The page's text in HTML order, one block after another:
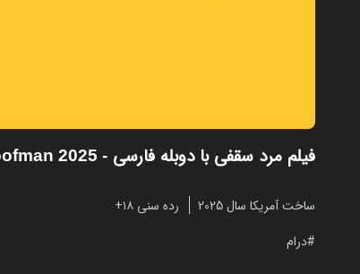
فیلم مرد سقفی با دوبله فارسی - Roofman 2025
ساخت آمریکا سال 2025
رده سنی ۱۸+
درام